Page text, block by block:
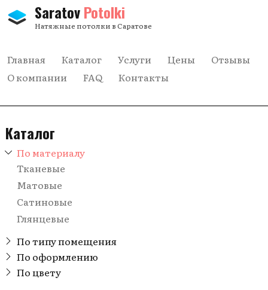
SaratovPotolki
Натяжные потолки в Саратове
Главная Каталог Услуги Цены
Отзывы
О компании
FAQ Контакты
Каталог
По материалу
Тканевые
Матовые
Сатиновые
Глянцевые
По типу помещения
В комнату
В прихожую
По оформлению
С рисунком
По цвету